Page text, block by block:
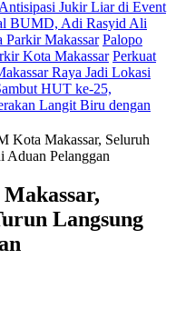
Jukir Liar di Event
BUMD, Adi Rasyid Ali
Parkir Makassar Palopo
Kota Makassar Perkuat
Raya Jadi Lokasi
HUT ke-25,
Langit Biru dengan
Kota Makassar, Seluruh
Aduan Pelanggan
Langsung